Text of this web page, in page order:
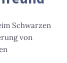
Schwarzen
von